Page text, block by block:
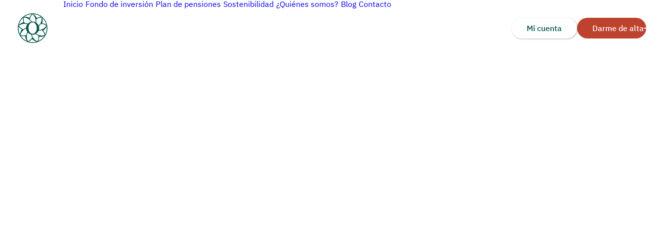
Inicio Fondo de inversión Plan de pensiones Sostenibilidad ¿Quiénes somos? Blog Contacto
Darme de alta
Mi cuenta